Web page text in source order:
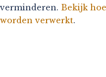
verminderen. Bekijk
worden verwerkt.